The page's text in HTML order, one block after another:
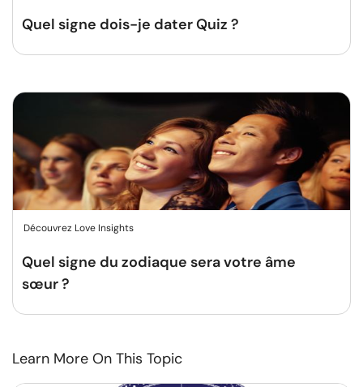
Quel signe dois-je dater Quiz ?
Découvrez Love Insights
Quel signe du zodiaque sera votre âme
sœur ?
Learn More On This Topic